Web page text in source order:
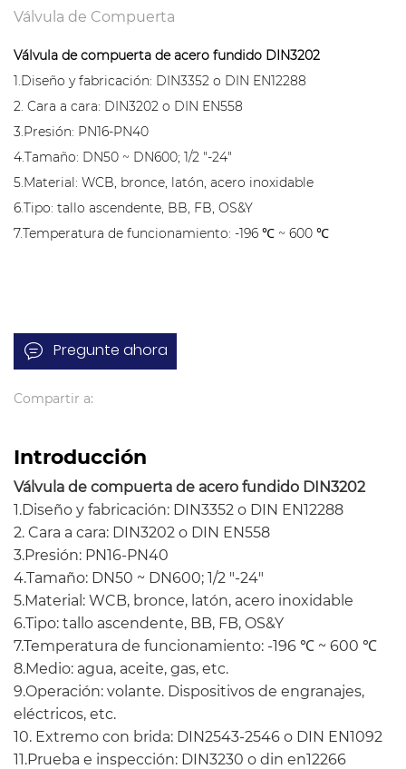
Válvula de Compuerta
Válvula de compuerta de acero fundido DIN3202
1.Diseño y fabricación: DIN3352 o DIN EN12288
2. Cara a cara: DIN3202 o DIN EN558
3.Presión: PN16-PN40
4.Tamaño: DN50 ~ DN600; 1/2 "-24"
5.Material: WCB, bronce, latón, acero inoxidable
6.Tipo: tallo ascendente, BB, FB, OS&Y
7.Temperatura de funcionamiento: -196 ℃ ~ 600 ℃
Pregunte ahora
Compartir a:
Introducción
Válvula de compuerta de acero fundido DIN3202
1.Diseño y fabricación: DIN3352 o DIN EN12288
2. Cara a cara: DIN3202 o DIN EN558
3.Presión: PN16-PN40
4.Tamaño: DN50 ~ DN600; 1/2 "-24"
5.Material: WCB, bronce, latón, acero inoxidable
6.Tipo: tallo ascendente, BB, FB, OS&Y
7.Temperatura de funcionamiento: -196 ℃ ~ 600 ℃
8.Medio: agua, aceite, gas, etc.
9.Operación: volante. Dispositivos de engranajes,
eléctricos, etc.
10. Extremo con brida: DIN2543-2546 o DIN EN1092
11.Prueba e inspección: DIN3230 o din en12266